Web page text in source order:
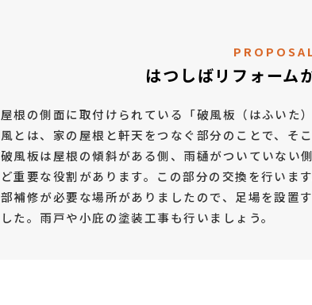
はつしばリフォーム
屋根の側面に取付けられている「破風板（はふいた
風とは、家の屋根と軒天をつなぐ部分のことで、そ
破風板は屋根の傾斜がある側、雨樋がついていない
ど重要な役割があります。この部分の交換を行いま
部補修が必要な場所がありましたので、足場を設置
した。雨戸や小庇の塗装工事も行いましょう。